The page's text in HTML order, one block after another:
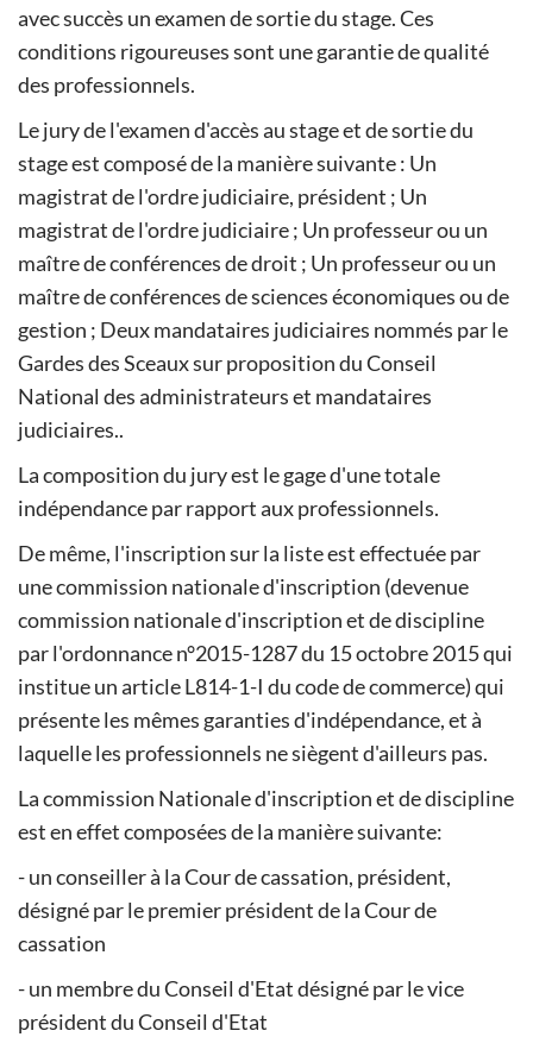
avec succès un examen de sortie du stage. Ces
conditions rigoureuses sont une garantie de qualité
des professionnels.
Le jury de l'examen d'accès au stage et de sortie du
stage est composé de la manière suivante : Un
magistrat de l'ordre judiciaire, président ; Un
magistrat de l'ordre judiciaire ; Un professeur ou un
maître de conférences de droit ; Un professeur ou un
maître de conférences de sciences économiques ou de
gestion ; Deux mandataires judiciaires nommés par le
Gardes des Sceaux sur proposition du Conseil
National des administrateurs et mandataires
judiciaires..
La composition du jury est le gage d'une totale
indépendance par rapport aux professionnels.
De même, l'inscription sur la liste est effectuée par
une commission nationale d'inscription (devenue
commission nationale d'inscription et de discipline
par l'ordonnance n°2015-1287 du 15 octobre 2015 qui
institue un article L814-1-I du code de commerce) qui
présente les mêmes garanties d'indépendance, et à
laquelle les professionnels ne siègent d'ailleurs pas.
La commission Nationale d'inscription et de discipline
est en effet composées de la manière suivante:
- un conseiller à la Cour de cassation, président,
désigné par le premier président de la Cour de
cassation
- un membre du Conseil d'Etat désigné par le vice
président du Conseil d'Etat